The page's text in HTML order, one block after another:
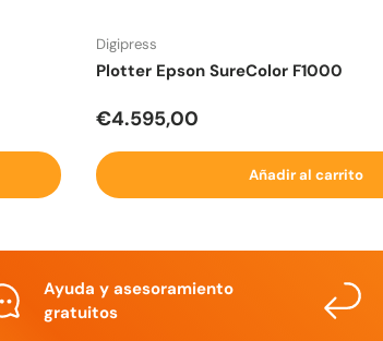
Digipress
Plotter Epson SureColor F1000
Precio normal
€4.595,00
Añadir al carrito
Ayuda y asesoramiento
gratuitos